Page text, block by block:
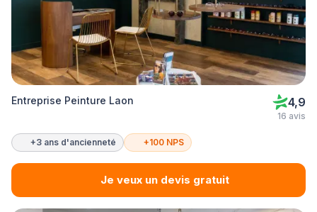
Entreprise Peinture Laon 4,9
16 avis
+3 ans d'ancienneté +100 NPS
Je veux un devis gratuit